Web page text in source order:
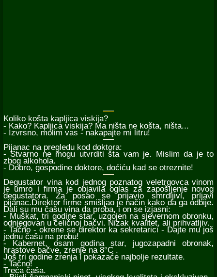
Koliko košta kapljica viskija?
- Kako? Kapljica viskija? Ma ništa ne košta, ništa...
- Izvrsno, molim vas - nakapajte mi litru!
Pijanac na pregledu kod doktora:
- Stvarno ne mogu utvrditi šta vam je. Mislim da je to
zbog alkohola.
- Dobro, gospodine doktore, doćiću kad se otreznite!
Degustator vina kod jednog poznatog veletrgovca vinom
je umro i firma je objavila oglas za zapošljenje novog
degustatora. Za posao se prijavio smrdljivi, prljavi
pijanac.Direktor firme smišljao je način kako da ga odbije.
Dali su mu čašu vina da proba, i on se izjasni:
- Muškat, tri godine star, uzgojen na sjevernom obronku,
odnjegovan u čeličnoj bačvi. Nizak kvalitet, ali prihvatljiv.
- Tačno - okrene se direktor ka sekretarici - Dajte mu još
jednu čašu na probu!
- Kabernet, osam godina star, jugozapadni obronak,
hrastove bačve, zrenje na 8°C .
Još tri godine zrenja i pokazaće najbolje rezultate.
- Tačno!
Treća čaša.